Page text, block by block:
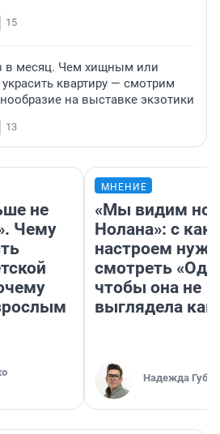
15
в месяц. Чем хищным или
квартиру — смотрим
на выставке экзотики
13
не
Чему
МНЕНИЕ
«Мы видим
Нолана»: с
настроем
смотреть
чтобы она не
выглядела как
Надежда